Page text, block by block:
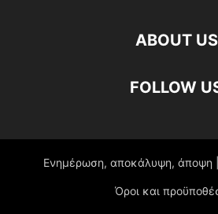
ABOUT US
FOLLOW
Ενημέρωση, αποκάλυψη, άποψη
Όροι και